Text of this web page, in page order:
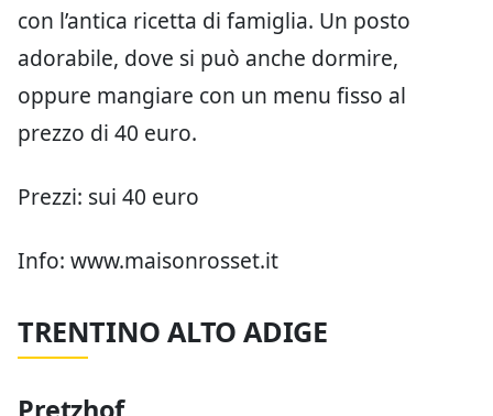
con l’antica ricetta di famiglia. Un posto
adorabile, dove si può anche dormire,
oppure mangiare con un menu fisso al
prezzo di 40 euro.
Prezzi: sui 40 euro
Info: www.maisonrosset.it
TRENTINO ALTO ADIGE